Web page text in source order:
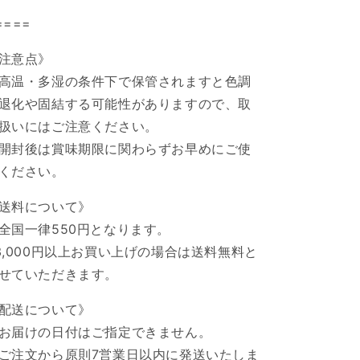
意点》
高温・多湿の条件下で保管されますと色調
化や固結する可能性がありますので、取
いにはご注意ください。
開封後は賞味期限に関わらずお早めにご使
ださい。
送料について》
全国一律550円となります。
円以上お買い上げの場合は送料無料と
ていただきます。
配送について》
お届けの日付はご指定できません。
ご注文から原則7営業日以内に発送いたしま